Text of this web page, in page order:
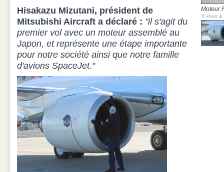
Moteur
© Pratt &
Hisakazu Mizutani, président de
Mitsubishi Aircraft a déclaré : "il s'agit du
premier vol avec un moteur assemblé au
Japon, et représente une étape importante
pour notre société ainsi que notre famille
d'avions SpaceJet."